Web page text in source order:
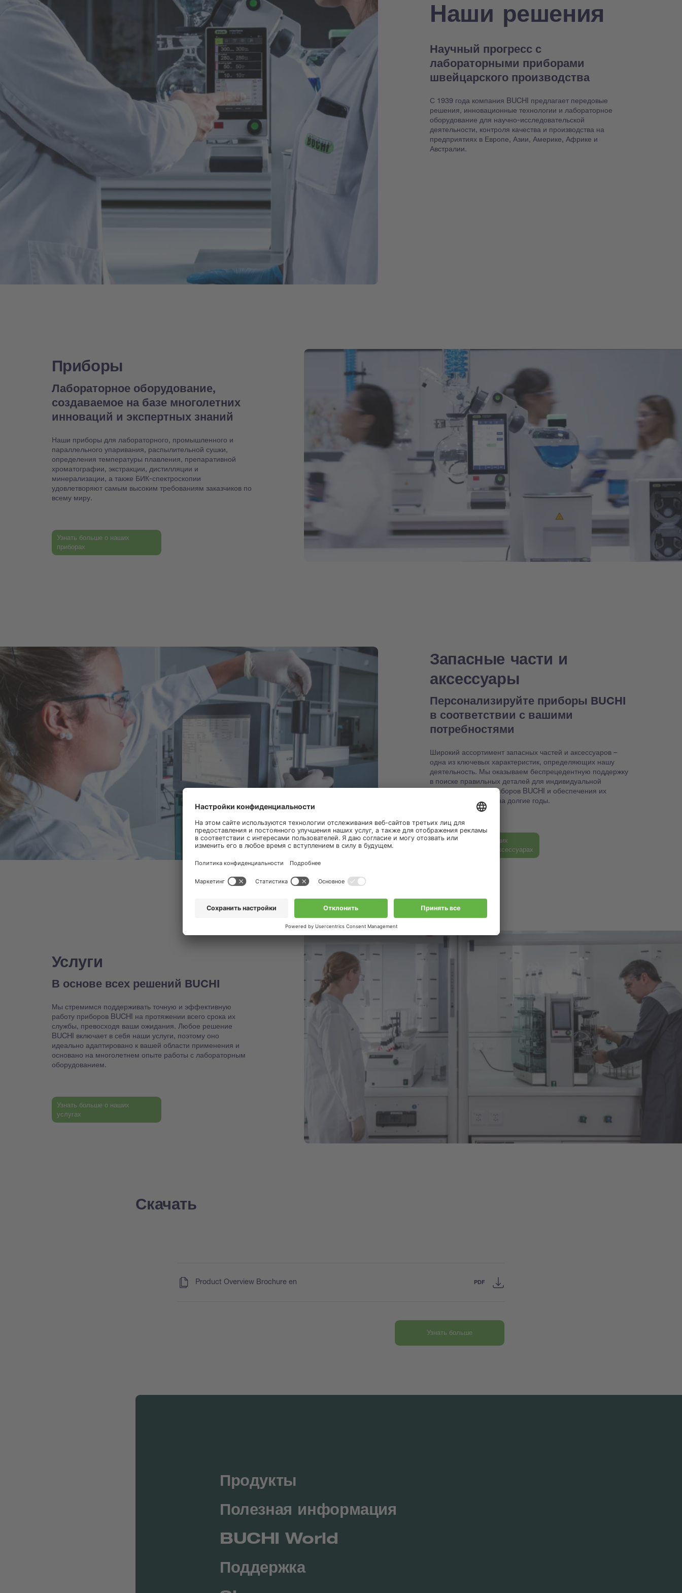
Наши решения
Научный прогресс с
лабораторными приборами
швейцарского производства
С 1939 года компания BUCHI предлагает передовые
решения, инновационные технологии и лабораторное
оборудование для научно-исследовательской
деятельности, контроля качества и производства на
предприятиях в Европе, Азии, Америке, Африке и
Австралии.
Приборы
Лабораторное оборудование,
создаваемое на базе многолетних
инноваций и экспертных знаний
Наши приборы для лабораторного, промышленного и
параллельного упаривания, распылительной сушки,
определения температуры плавления, препаративной
хроматографии, экстракции, дистилляции и
минерализации, а также БИК-спектроскопии
удовлетворяют самым высоким требованиям заказчиков по
всему миру.
Узнать больше о наших
приборах
Запасные части и
аксессуары
Персонализируйте приборы BUCHI
в соответствии с вашими
потребностями
Широкий ассортимент запасных частей и аксессуаров –
одна из ключевых характеристик, определяющих нашу
деятельность. Мы оказываем беспрецедентную поддержку
в поиске правильных деталей для индивидуальной
настройки ваших приборов BUCHI и обеспечения их
работоспособности на долгие годы.
Узнать больше о наших
запасных частях и аксессуарах
Услуги
В основе всех решений BUCHI
Мы стремимся поддерживать точную и эффективную
работу приборов BUCHI на протяжении всего срока их
службы, превосходя ваши ожидания. Любое решение
BUCHI включает в себя наши услуги, поэтому оно
идеально адаптировано к вашей области применения и
основано на многолетнем опыте работы с лабораторным
оборудованием.
Узнать больше о наших
услугах
Скачать
Product Overview Brochure en PDF
Узнать больше
Продукты
Полезная информация
BUCHI World
Поддержка